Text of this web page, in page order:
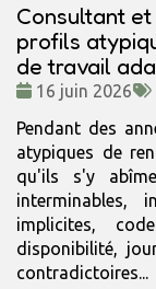
Consultant
profils
de travail
Date
16 juin 2026
Pendant des
atypiques de
qu'ils s'y
interminables,
implicites,
disponibilité,
contradictoires...